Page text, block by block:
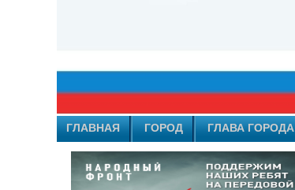
ГЛАВНАЯ ГОРОД ГЛАВА ГОРОДА